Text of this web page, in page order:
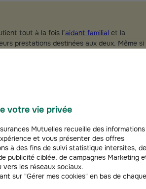
votre vie privée
Mutuelles recueille des informations
et vous présenter des offres
à des fins de suivi statistique intersites, de
publicité ciblée, de campagnes Marketing
les réseaux sociaux.
sur "Gérer mes cookies" en bas de chaque
tout à la fois l’aidant familial et la
prestations destinées aux deux. Même si
peut être source d’isolement. Les
de lien social et d’échange
de la personne.